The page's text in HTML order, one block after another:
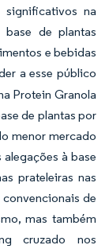
significativos na
de plantas
e bebidas
a esse público
Protein Granola
de plantas por
menor mercado
à base
prateleiras nas
de
mas também
cruzado nos